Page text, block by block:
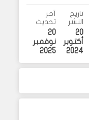
تاريخ
النشر
20
أكتوبر
2024
آخر
تحديث
20
نوفمبر
2025